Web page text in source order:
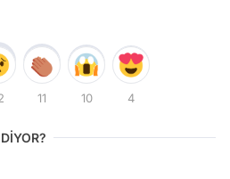
11 10 4